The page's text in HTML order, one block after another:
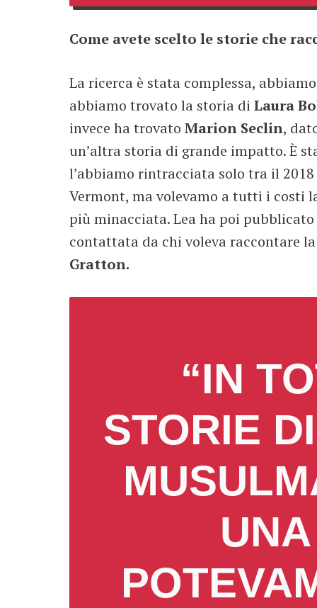
Come avete scelto le storie che
La ricerca è stata complessa,
abbiamo trovato la storia di Laura
invece ha trovato Marion Seclin,
un’altra storia di grande impatto. È
l’abbiamo rintracciata solo tra il
Vermont, ma volevamo a tutti i costi
più minacciata. Lea ha poi
contattata da chi voleva raccontare
Gratton.
“IN
STORIE